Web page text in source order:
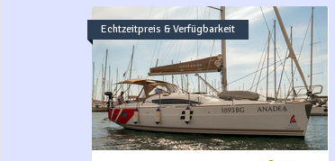
Echtzeitpreis & Verfügbarkeit